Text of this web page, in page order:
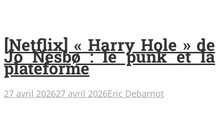
[Netflix] « Harry Hole » de
Jo Nesbø : le punk et la
plateforme
27 avril 202627 avril 2026Eric Debarnot